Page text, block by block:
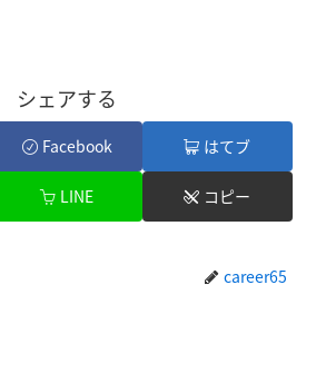
シェアする
Facebook はてブ
LINE コピー
career65